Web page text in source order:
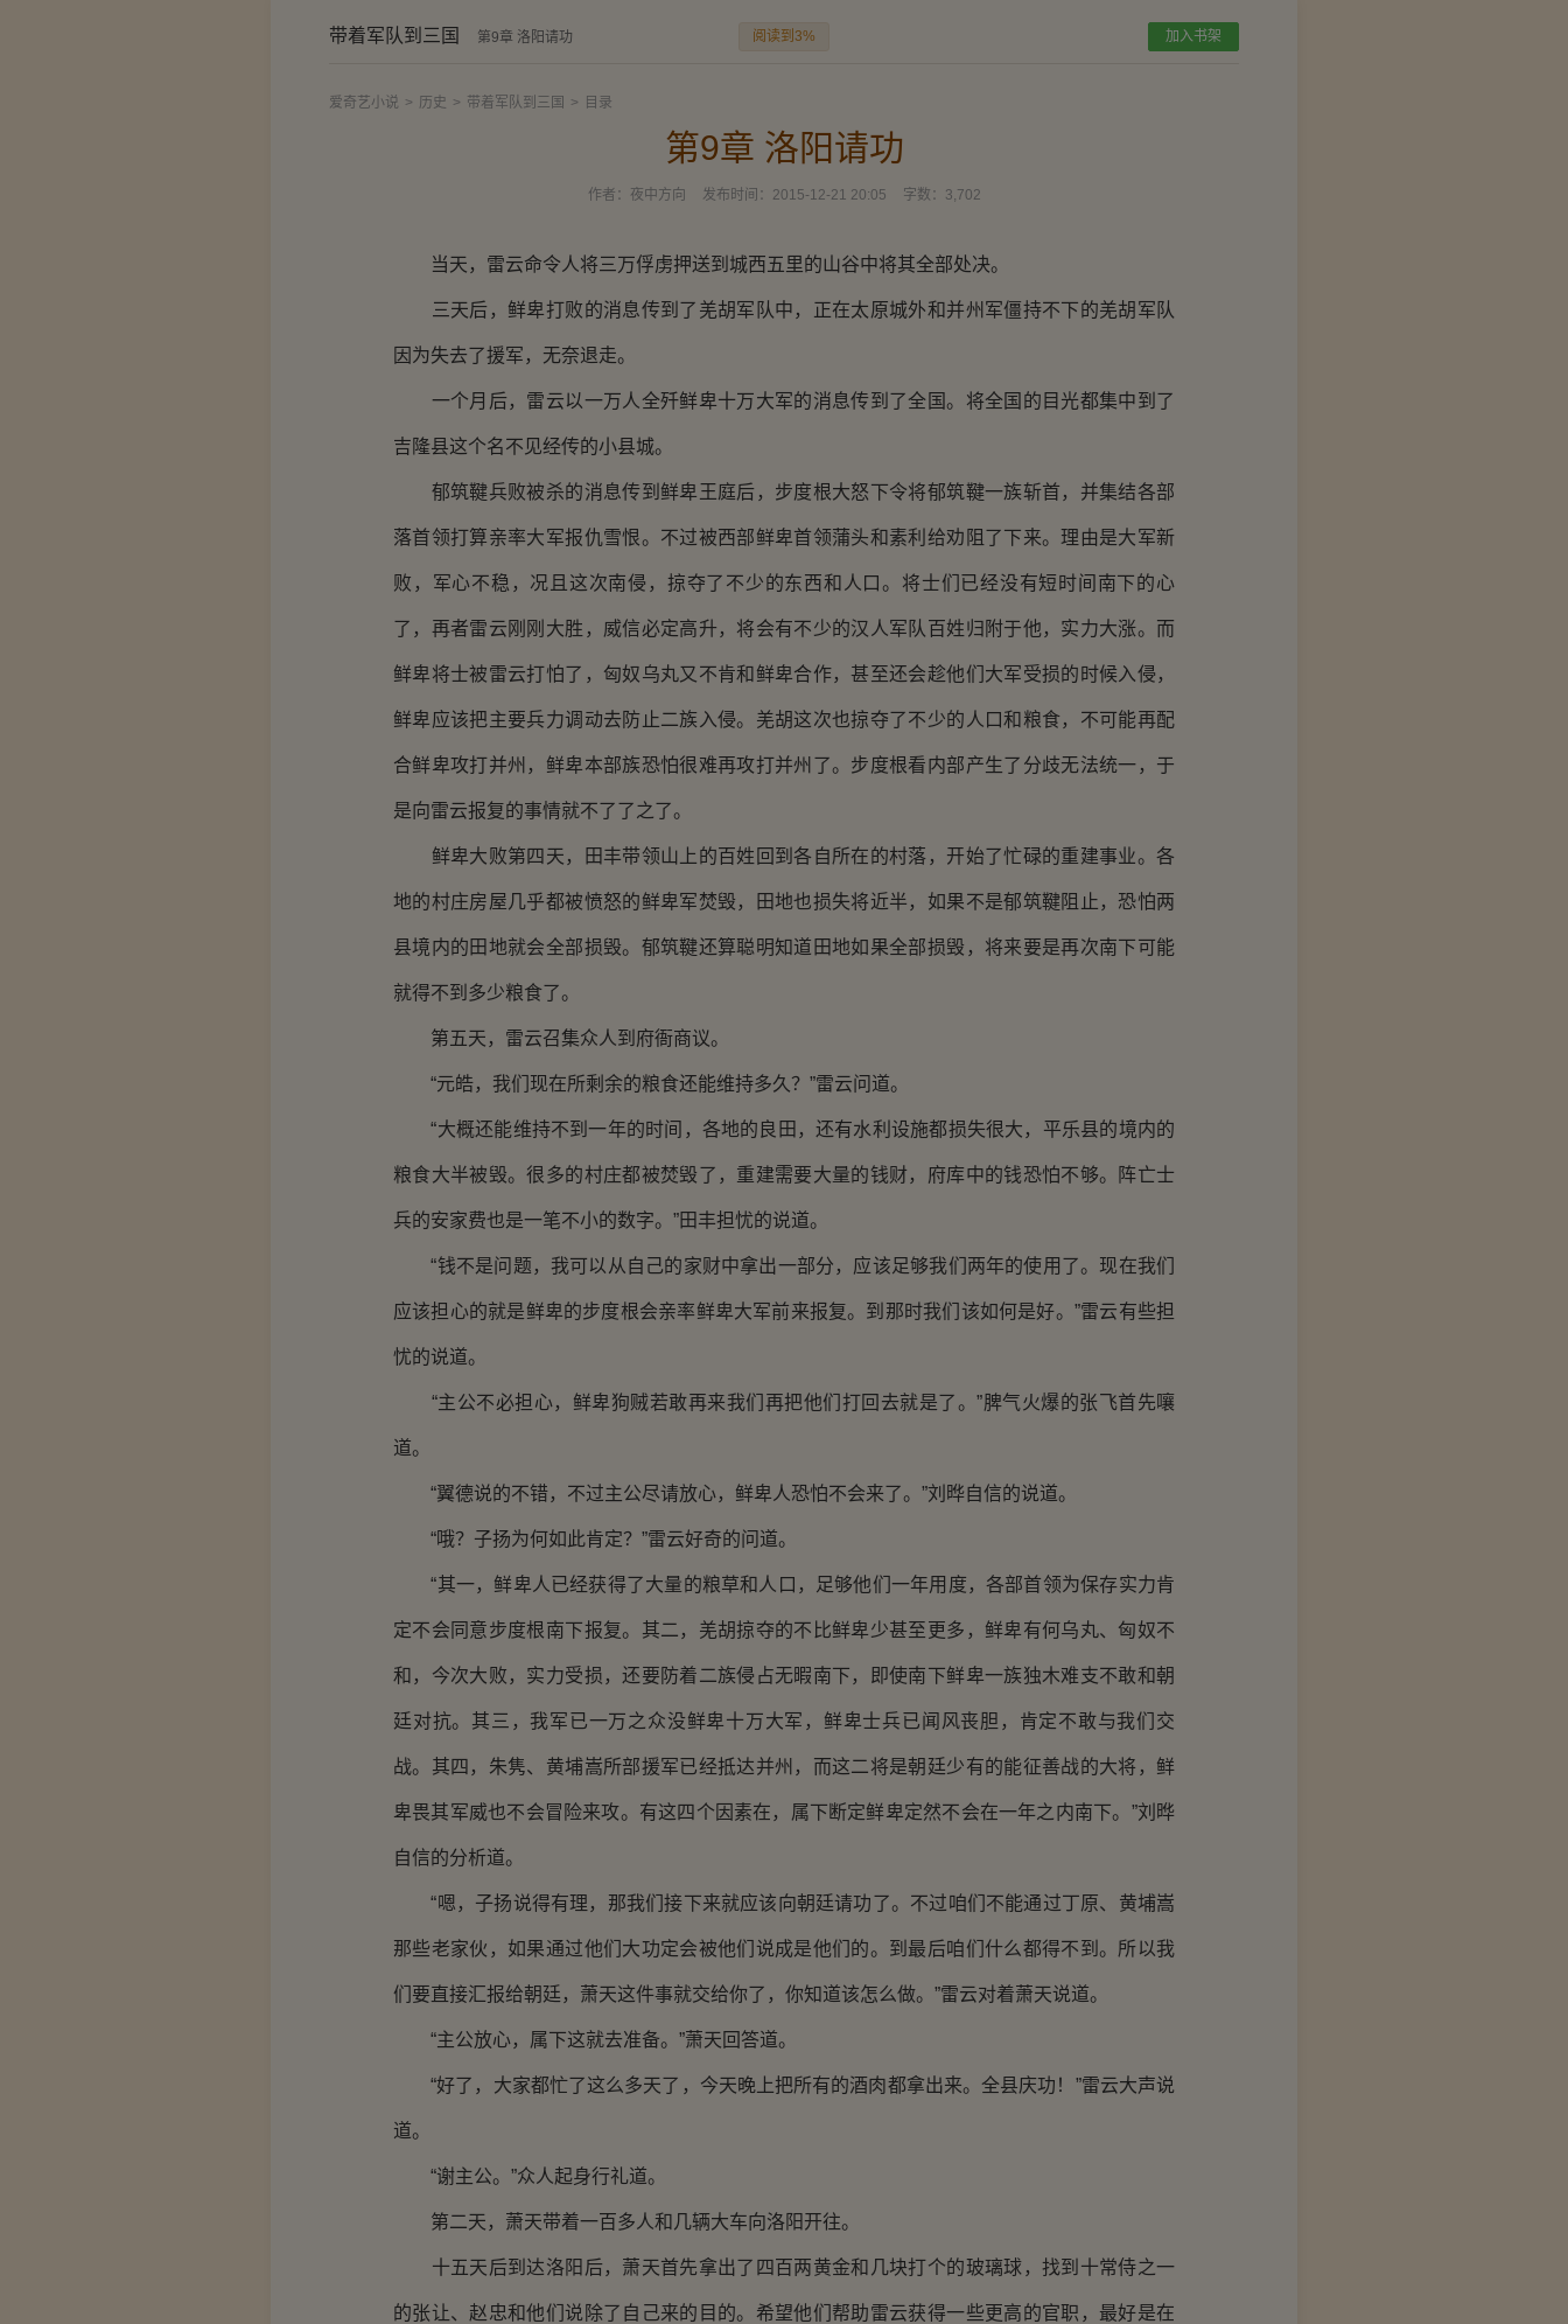
带着军队到三国 第9章 洛阳请功 阅读到3% 加入书架
爱奇艺小说 > 历史 > 带着军队到三国 > 目录
第9章 洛阳请功
作者： 夜中方向 发布时间： 2015-12-21 20:05 字数： 3,702
当天，雷云命令人将三万俘虏押送到城西五里的山谷中将其全部处决。
三天后，鲜卑打败的消息传到了羌胡军队中，正在太原城外和并州军僵持不下的羌胡军队
因为失去了援军，无奈退走。
一个月后，雷云以一万人全歼鲜卑十万大军的消息传到了全国。将全国的目光都集中到了
吉隆县这个名不见经传的小县城。
郁筑鞬兵败被杀的消息传到鲜卑王庭后，步度根大怒下令将郁筑鞬一族斩首，并集结各部
落首领打算亲率大军报仇雪恨。不过被西部鲜卑首领蒲头和素利给劝阻了下来。理由是大军新
败，军心不稳，况且这次南侵，掠夺了不少的东西和人口。将士们已经没有短时间南下的心
了，再者雷云刚刚大胜，威信必定高升，将会有不少的汉人军队百姓归附于他，实力大涨。而
鲜卑将士被雷云打怕了，匈奴乌丸又不肯和鲜卑合作，甚至还会趁他们大军受损的时候入侵，
鲜卑应该把主要兵力调动去防止二族入侵。羌胡这次也掠夺了不少的人口和粮食，不可能再配
合鲜卑攻打并州，鲜卑本部族恐怕很难再攻打并州了。步度根看内部产生了分歧无法统一，于
是向雷云报复的事情就不了了之了。
鲜卑大败第四天，田丰带领山上的百姓回到各自所在的村落，开始了忙碌的重建事业。各
地的村庄房屋几乎都被愤怒的鲜卑军焚毁，田地也损失将近半，如果不是郁筑鞬阻止，恐怕两
县境内的田地就会全部损毁。郁筑鞬还算聪明知道田地如果全部损毁，将来要是再次南下可能
就得不到多少粮食了。
第五天，雷云召集众人到府衙商议。
“元皓，我们现在所剩余的粮食还能维持多久？”雷云问道。
“大概还能维持不到一年的时间，各地的良田，还有水利设施都损失很大，平乐县的境内的
粮食大半被毁。很多的村庄都被焚毁了，重建需要大量的钱财，府库中的钱恐怕不够。阵亡士
兵的安家费也是一笔不小的数字。”田丰担忧的说道。
“钱不是问题，我可以从自己的家财中拿出一部分，应该足够我们两年的使用了。现在我们
应该担心的就是鲜卑的步度根会亲率鲜卑大军前来报复。到那时我们该如何是好。”雷云有些担
忧的说道。
“主公不必担心，鲜卑狗贼若敢再来我们再把他们打回去就是了。”脾气火爆的张飞首先嚷
道。
“翼德说的不错，不过主公尽请放心，鲜卑人恐怕不会来了。”刘晔自信的说道。
“哦？子扬为何如此肯定？”雷云好奇的问道。
“其一，鲜卑人已经获得了大量的粮草和人口，足够他们一年用度，各部首领为保存实力肯
定不会同意步度根南下报复。其二，羌胡掠夺的不比鲜卑少甚至更多，鲜卑有何乌丸、匈奴不
和，今次大败，实力受损，还要防着二族侵占无暇南下，即使南下鲜卑一族独木难支不敢和朝
廷对抗。其三，我军已一万之众没鲜卑十万大军，鲜卑士兵已闻风丧胆，肯定不敢与我们交
战。其四，朱隽、黄埔嵩所部援军已经抵达并州，而这二将是朝廷少有的能征善战的大将，鲜
卑畏其军威也不会冒险来攻。有这四个因素在，属下断定鲜卑定然不会在一年之内南下。”刘晔
自信的分析道。
“嗯，子扬说得有理，那我们接下来就应该向朝廷请功了。不过咱们不能通过丁原、黄埔嵩
那些老家伙，如果通过他们大功定会被他们说成是他们的。到最后咱们什么都得不到。所以我
们要直接汇报给朝廷，萧天这件事就交给你了，你知道该怎么做。”雷云对着萧天说道。
“主公放心，属下这就去准备。”萧天回答道。
“好了，大家都忙了这么多天了，今天晚上把所有的酒肉都拿出来。全县庆功！”雷云大声说
道。
“谢主公。”众人起身行礼道。
第二天，萧天带着一百多人和几辆大车向洛阳开往。
十五天后到达洛阳后，萧天首先拿出了四百两黄金和几块打个的玻璃球，找到十常侍之一
的张让、赵忠和他们说除了自己来的目的。希望他们帮助雷云获得一些更高的官职，最好是在